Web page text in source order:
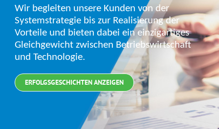
Wir begleiten unsere Kunden von der
Systemstrategie bis zur Realisierung der
Vorteile und bieten dabei ein einzigartiges
Gleichgewicht zwischen Betriebswirtschaft
und Technologie.
ERFOLGSGESCHICHTEN ANZEIGEN